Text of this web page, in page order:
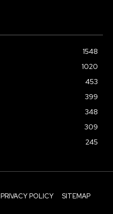
1548
1020
453
399
348
309
245
PRIVACY POLICY SITEMAP